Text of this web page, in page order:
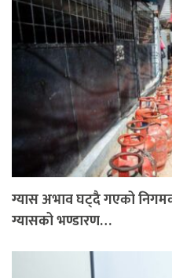
ग्यास अभाव घट्दै गएको
ग्यासको भण्डारण…